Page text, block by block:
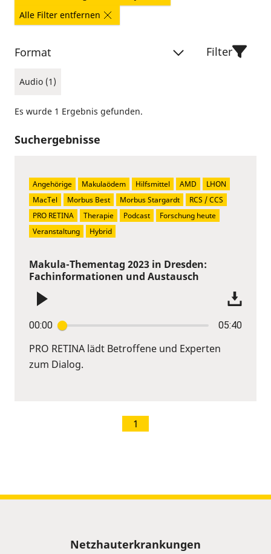
Alle Filter entfernen
Format
Audio (1)
Filter
Es wurde 1 Ergebnis gefunden.
Suchergebnisse
Makula-Thementag 2023 in Dresden:
Fachinformationen und Austausch
00:00 05:40
PRO RETINA lädt Betroffene und Experten
zum Dialog.
Angehörige Makulaödem Hilfsmittel AMD
LHON
MacTel
Morbus Best Morbus Stargardt
RCS / CCS
PRO RETINA
Therapie Podcast
Forschung heute
Veranstaltung
Hybrid
1
Netzhauterkrankungen